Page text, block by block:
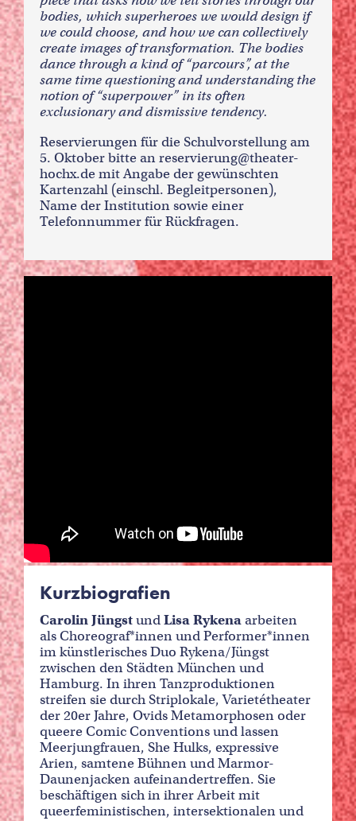
bodies, which superheroes we would design if
we could choose, and how we can collectively
create images of transformation. The bodies
dance through a kind of “parcours”, at the
same time questioning and understanding the
notion of “superpower” in its often
exclusionary and dismissive tendency.
Reservierungen für die Schulvorstellung am
5. Oktober bitte an reservierung@theater-
hochx.de mit Angabe der gewünschten
Kartenzahl (einschl. Begleitpersonen),
Name der Institution sowie einer
Telefonnummer für Rückfragen.
Kurzbiografien
Carolin JüngstundLisa Rykenaarbeiten
als Choreograf*innen und Performer*innen
im künstlerisches Duo Rykena/Jüngst
zwischen den Städten München und
Hamburg. In ihren Tanzproduktionen
streifen sie durch Striplokale, Varietétheater
der 20er Jahre, Ovids Metamorphosen oder
queere Comic Conventions und lassen
Meerjungfrauen, She Hulks, expressive
Arien, samtene Bühnen und Marmor-
Daunenjacken aufeinandertreffen. Sie
beschäftigen sich in ihrer Arbeit mit
queerfeministischen, intersektionalen und